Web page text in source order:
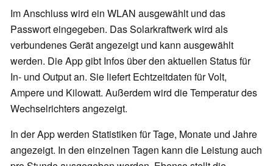
Im Anschluss wird ein WLAN ausgewählt und das
Passwort eingegeben. Das Solarkraftwerk wird als
verbundenes Gerät angezeigt und kann ausgewählt
werden. Die App gibt Infos über den aktuellen Status für
In- und Output an. Sie liefert Echtzeitdaten für Volt,
Ampere und Kilowatt. Außerdem wird die Temperatur des
Wechselrichters angezeigt.
In der App werden Statistiken für Tage, Monate und Jahre
angezeigt. In den einzelnen Tagen kann die Leistung auch